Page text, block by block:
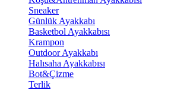
Sneaker
Günlük Ayakkabı
Basketbol Ayakkabısı
Krampon
Outdoor Ayakkabı
Halısaha Ayakkabısı
Bot&Çizme
Terlik